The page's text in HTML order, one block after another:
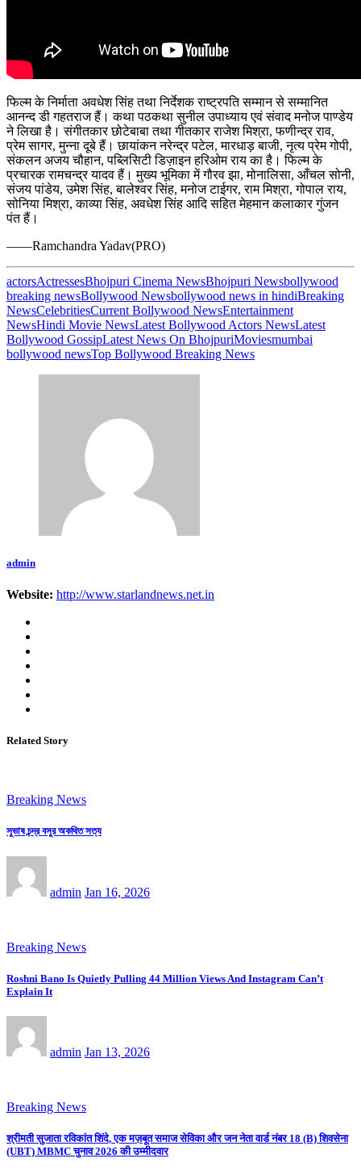
फिल्म के निर्माता अवधेश सिंह तथा निर्देशक राष्ट्रपति सम्मान से सम्मानित
आनन्द डी गहतराज हैं। कथा पठकथा सुनील उपाध्याय एवं संवाद मनोज पाण्डेय
ने लिखा है। संगीतकार छोटेबाबा तथा गीतकार राजेश मिश्रा, फणीन्द्र राव,
प्रेम सागर, मुन्ना दूबे हैं। छायांकन नरेन्द्र पटेल, मारधाड़ बाजी, नृत्य प्रेम गोपी,
संकलन अजय चौहान, पब्लिसिटी डिज़ाइन हरिओम राय का है। फिल्म के
प्रचारक रामचन्द्र यादव हैं। मुख्य भूमिका में गौरव झा, मोनालिसा, आँचल सोनी,
संजय पांडेय, उमेश सिंह, बालेश्वर सिंह, मनोज टाईगर, राम मिश्रा, गोपाल राय,
सोनिया मिश्रा, काव्या सिंह, अवधेश सिंह आदि सहित मेहमान कलाकार गुंजन
पंत हैं।
——Ramchandra Yadav(PRO)
actorsActressesBhojpuri Cinema NewsBhojpuri Newsbollywood
breaking newsBollywood Newsbollywood news in hindiBreaking
NewsCelebritiesCurrent Bollywood NewsEntertainment
NewsHindi Movie NewsLatest Bollywood Actors NewsLatest
Bollywood GossipLatest News On BhojpuriMoviesmumbai
bollywood newsTop Bollywood Breaking News
admin
Website: http://www.starlandnews.net.in
Related Story
Breaking News
সুভাষ চন্দ্র বসুর অকথিত সত্য
admin Jan 16, 2026
Breaking News
Roshni Bano Is Quietly Pulling 44 Million Views And Instagram Can’t
Explain It
admin Jan 13, 2026
Breaking News
श्रीमती सुजाता रविकांत शिंदे, एक मज़बूत समाज सेविका और जन नेता वार्ड नंबर 18 (B) शिवसेना
(UBT) MBMC चुनाव 2026 की उम्मीदवार